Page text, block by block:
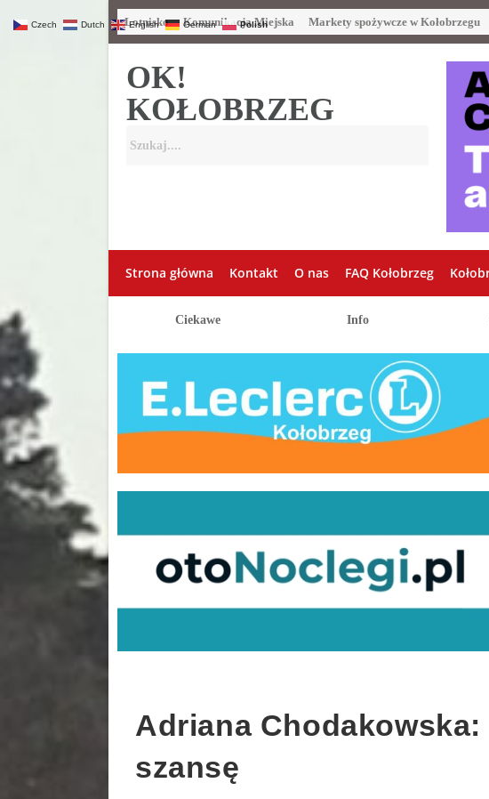
Lotnisko Komunikacja Miejska Markety spożywcze w Kołobrzegu
OK!
KOŁOBRZEG
Strona główna Kontakt O nas FAQ Kołobrzeg
Ciekawe Info
Adriana
szansę
Czech Dutch English German Polish